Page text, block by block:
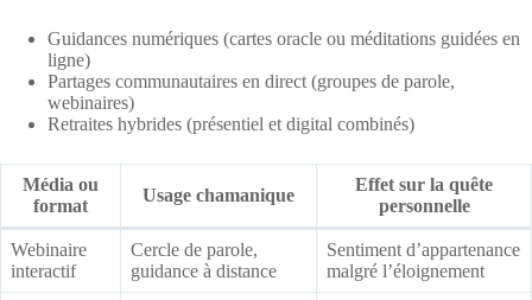
Guidances numériques (cartes oracle ou méditations guidées en
ligne)
Partages communautaires en direct (groupes de parole,
webinaires)
Retraites hybrides (présentiel et digital combinés)
Média ou
format
Usage chamanique
Effet sur la quête
personnelle
Webinaire
interactif
Cercle de parole,
guidance à distance
Sentiment d’appartenance
malgré l’éloignement